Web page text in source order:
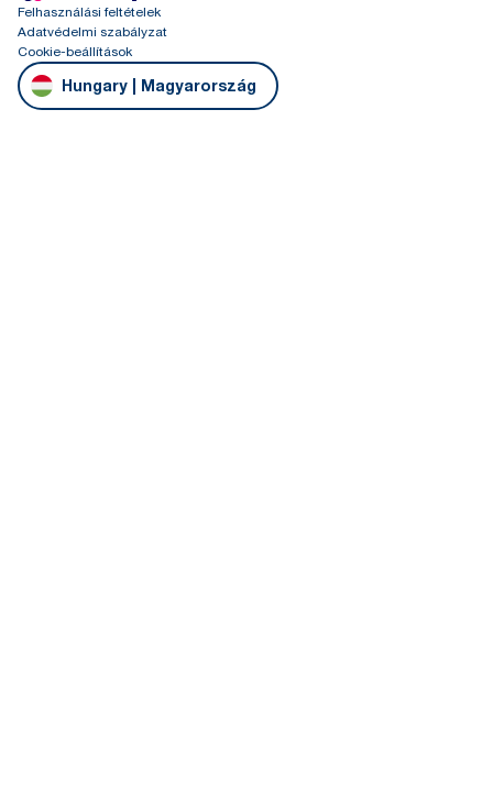
Felhasználási feltételek
Adatvédelmi szabályzat
Cookie-beállítások
Hungary | Magyarország